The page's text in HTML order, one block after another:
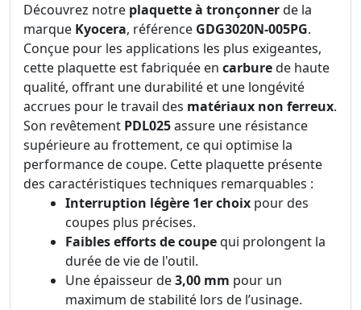
Découvrez notre plaquette à tronçonnerde la
marque Kyocera, référence GDG3020N-005PG.
Conçue pour les applications les plus exigeantes,
cette plaquette est fabriquée en carburede haute
qualité, offrant une durabilité et une longévité
accrues pour le travail des matériaux non ferreux.
Son revêtement PDL025assure une résistance
supérieure au frottement, ce qui optimise la
performance de coupe. Cette plaquette présente
des caractéristiques techniques remarquables :
Interruption légère 1er choix pour des
coupes plus précises.
Faibles efforts de coupequi prolongent la
durée de vie de l'outil.
Une épaisseur de3,00 mm pour un
maximum de stabilité lors de l’usinage.